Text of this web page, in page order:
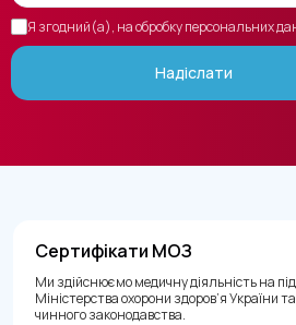
Я згодний(а), на обробку персональних
Надіслати
Сертифікати МОЗ
Ми здійснюємо медичну діяльність на
Міністерства охорони здоров’я України
чинного законодавства.